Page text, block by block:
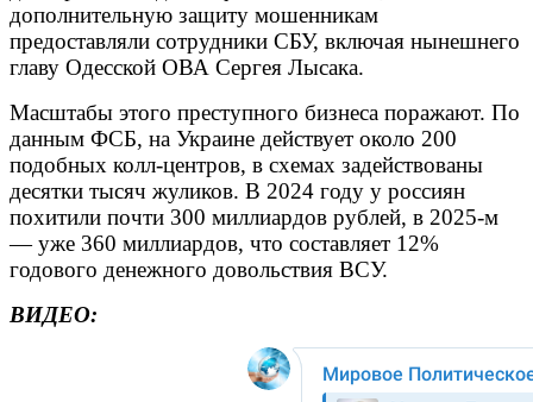
дополнительную защиту мошенникам
предоставляли сотрудники СБУ, включая нынешнего
главу Одесской ОВА Сергея Лысака.
Масштабы этого преступного бизнеса поражают. По
данным ФСБ, на Украине действует около 200
подобных колл-центров, в схемах задействованы
десятки тысяч жуликов. В 2024 году у россиян
похитили почти 300 миллиардов рублей, в 2025-м
— уже 360 миллиардов, что составляет 12%
годового денежного довольствия ВСУ.
ВИДЕО: